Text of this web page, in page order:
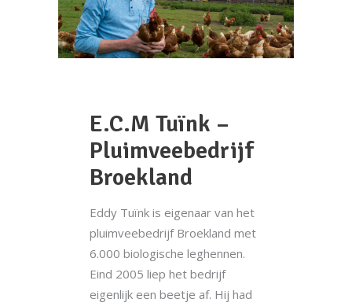
E.C.M Tuïnk –
Pluimveebedrijf
Broekland
Eddy Tuïnk is eigenaar van het
pluimveebedrijf Broekland met
6.000 biologische leghennen.
Eind 2005 liep het bedrijf
eigenlijk een beetje af. Hij had